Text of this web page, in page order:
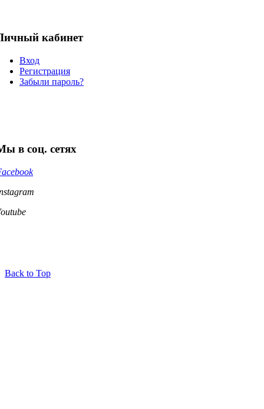
кабинет
Вход
Регистрация
Забыли пароль?
в соц. сетях
Back to Top